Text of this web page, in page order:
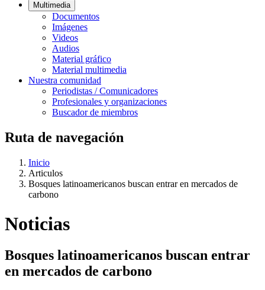
Multimedia
Documentos
Imágenes
Videos
Audios
Material gráfico
Material multimedia
Nuestra comunidad
Periodistas / Comunicadores
Profesionales y organizaciones
Buscador de miembros
Ruta de navegación
Inicio
Articulos
Bosques latinoamericanos buscan entrar en mercados de
carbono
Noticias
Bosques latinoamericanos buscan entrar
en mercados de carbono